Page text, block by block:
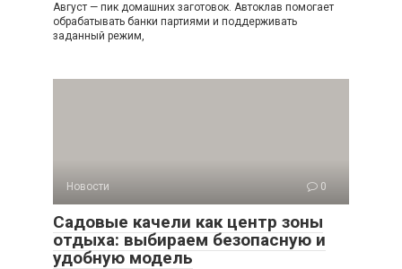
Август — пик домашних заготовок. Автоклав помогает
обрабатывать банки партиями и поддерживать
заданный режим,
Новости 0
Садовые качели как центр зоны
отдыха: выбираем безопасную и
удобную модель